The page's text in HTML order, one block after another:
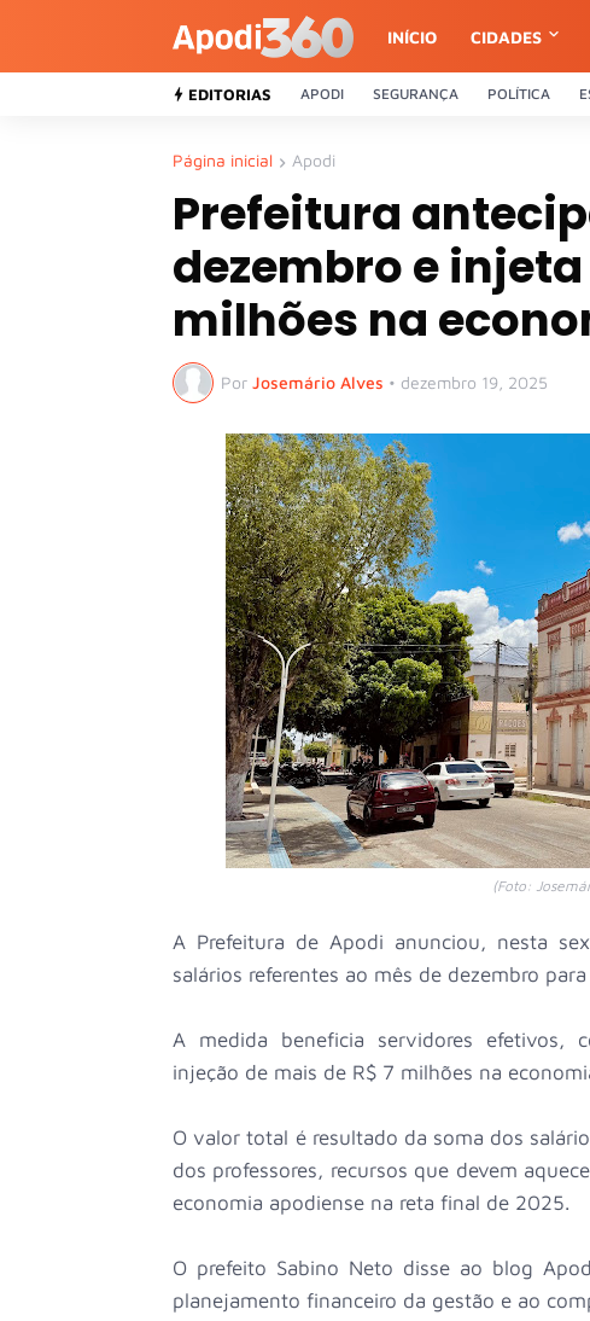
INÍCIO CIDADES
EDITORIAS APODI SEGURANÇA POLÍTICA
Página inicial Apodi
Prefeitura
dezembro e injeta
milhões na
Por Josemário Alves • dezembro 19, 2025
(Foto:
A Prefeitura de Apodi anunciou, nesta
salários referentes ao mês de dezembro
A medida beneficia servidores efetivos,
injeção de mais de R$ 7 milhões na
O valor total é resultado da soma dos
dos professores, recursos que devem
economia apodiense na reta final de 2025.
O prefeito Sabino Neto disse ao blog
planejamento financeiro da gestão e ao